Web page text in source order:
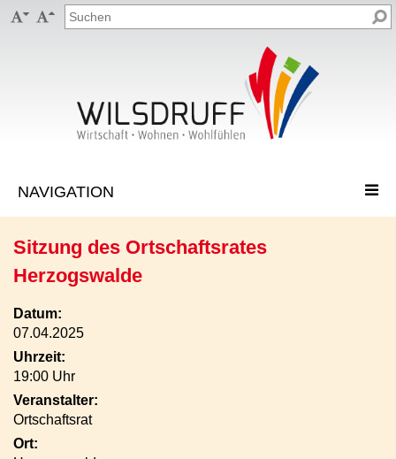
 
Sitzung des Ortschaftsrates
Herzogswalde
Datum:
07.04.2025
Uhrzeit:
19:00 Uhr
Veranstalter:
Ortschaftsrat
Ort: